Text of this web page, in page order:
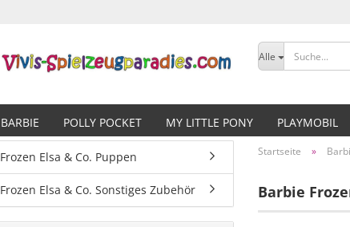
Alle
BARBIE POLLY POCKET MY LITTLE PONY PLAYMOBIL
Startseite »
Barbie
Frozen Elsa & Co. Puppen
Frozen Elsa & Co. Sonstiges Zubehör